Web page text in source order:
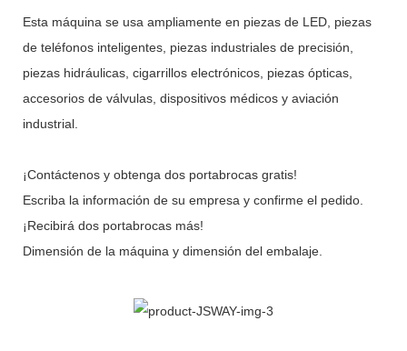
Esta máquina se usa ampliamente en piezas de LED, piezas
de teléfonos inteligentes, piezas industriales de precisión,
piezas hidráulicas, cigarrillos electrónicos, piezas ópticas,
accesorios de válvulas, dispositivos médicos y aviación
industrial.
¡Contáctenos y obtenga dos portabrocas gratis!
Escriba la información de su empresa y confirme el pedido.
¡Recibirá dos portabrocas más!
Dimensión de la máquina y dimensión del embalaje.